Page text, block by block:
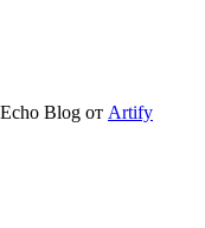
Blog от Artify